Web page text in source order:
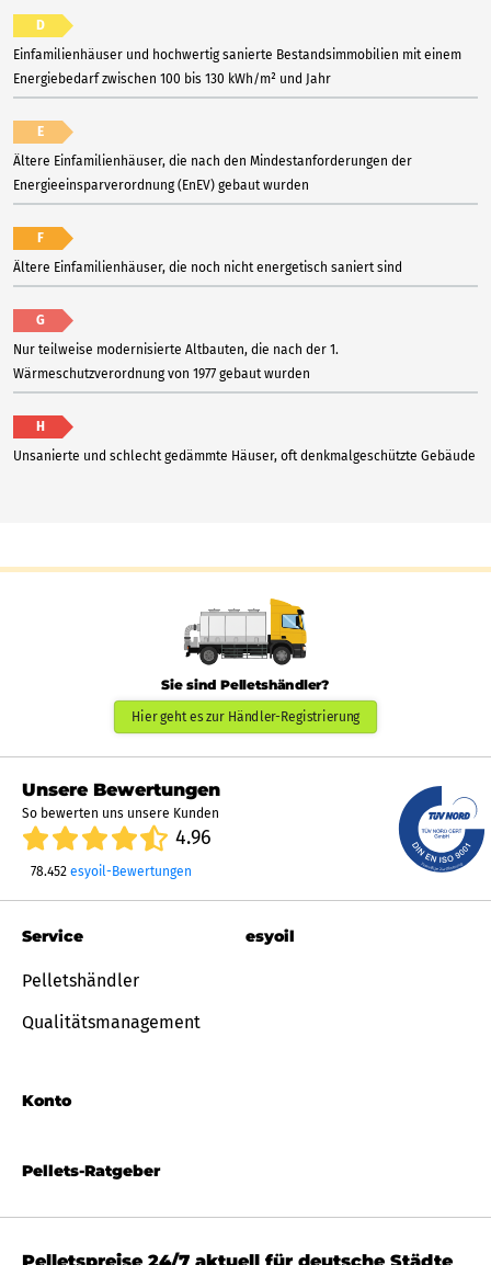
D
Einfamilienhäuser und hochwertig sanierte Bestandsimmobilien mit einem
Energiebedarf zwischen 100 bis 130 kWh/m² und Jahr
E
Ältere Einfamilienhäuser, die nach den Mindestanforderungen der
Energieeinsparverordnung (EnEV) gebaut wurden
F
Ältere Einfamilienhäuser, die noch nicht energetisch saniert sind
G
Nur teilweise modernisierte Altbauten, die nach der 1.
Wärmeschutzverordnung von 1977 gebaut wurden
H
Unsanierte und schlecht gedämmte Häuser, oft denkmalgeschützte Gebäude
Sie sind Pelletshändler?
Hier geht es zur Händler-Registrierung
Unsere Bewertungen
So bewerten uns unsere Kunden
4.96
78.452 esyoil-Bewertungen
Pellets-Ratgeber
Service
Pelletshändler
Qualitätsmanagement
Konto
esyoil